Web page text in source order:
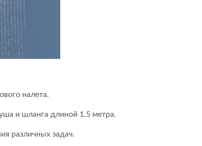
налета.
и шланга длиной 1,5 метра.
различных задач.